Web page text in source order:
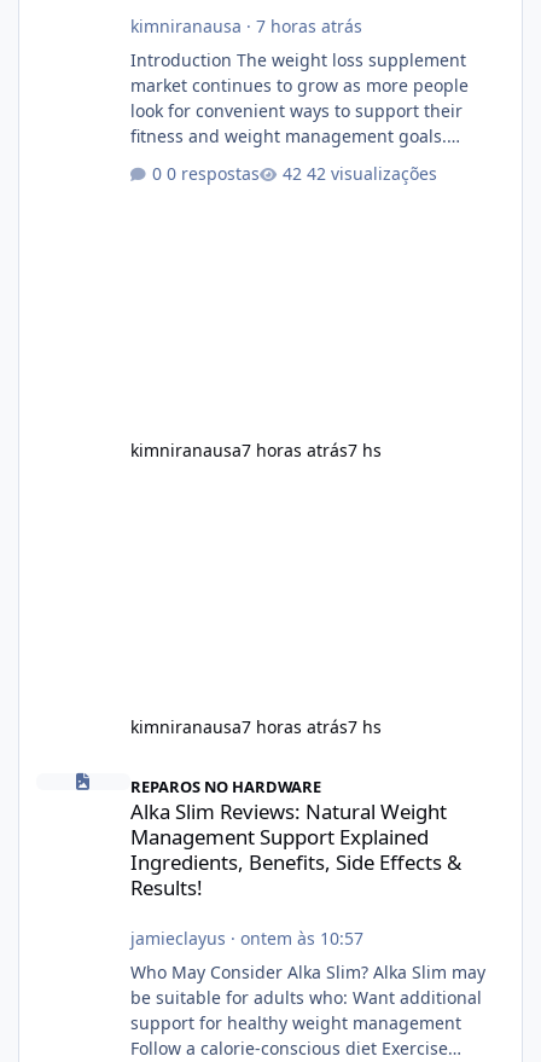
kimniranausa · 7 horas atrás
Introduction The weight loss supplement
market continues to grow as more people
look for convenient ways to support their
fitness and weight management goals.
Among the products gaining attention is
Soda Slim, a dietary supplement marketed to
0 respostas 42 visualizações
kimniranausa7 horas atrás7 hs
kimniranausa7 horas atrás7 hs
Alka Slim Reviews: Natural Weight Management Support
REPAROS NO HARDWARE
Alka Slim Reviews: Natural Weight
Management Support Explained
Ingredients, Benefits, Side Effects &
Results!
jamieclayus · ontem às 10:57
Who May Consider Alka Slim? Alka Slim may
be suitable for adults who: Want additional
support for healthy weight management
Follow a calorie-conscious diet Exercise